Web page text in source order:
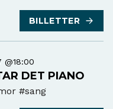
BILLETTER
@18:00
DET PIANO
#sang